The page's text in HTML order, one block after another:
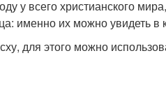
у всего христианского
именно их можно увидеть в
для этого можно